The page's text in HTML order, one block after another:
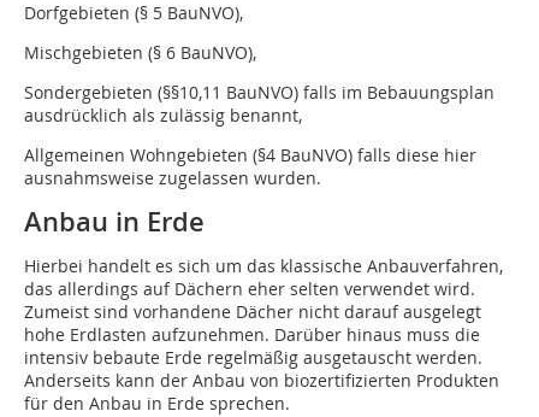
Dorfgebieten (§ 5 BauNVO),
Mischgebieten (§ 6 BauNVO),
Sondergebieten (§§10,11 BauNVO) falls im Bebauungsplan
ausdrücklich als zulässig benannt,
Allgemeinen Wohngebieten (§4 BauNVO) falls diese hier
ausnahmsweise zugelassen wurden.
Anbau in Erde
Hierbei handelt es sich um das klassische Anbauverfahren,
das allerdings auf Dächern eher selten verwendet wird.
Zumeist sind vorhandene Dächer nicht darauf ausgelegt
hohe Erdlasten aufzunehmen. Darüber hinaus muss die
intensiv bebaute Erde regelmäßig ausgetauscht werden.
Anderseits kann der Anbau von biozertifizierten Produkten
für den Anbau in Erde sprechen.